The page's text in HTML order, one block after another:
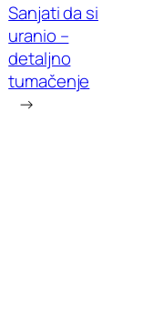
Sanjati da si
uranio –
detaljno
tumačenje
→